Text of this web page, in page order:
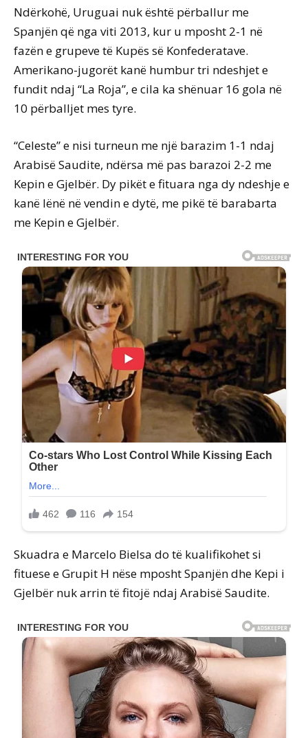
Ndërkohë, Uruguai nuk është përballur me
Spanjën që nga viti 2013, kur u mposht 2-1 në
fazën e grupeve të Kupës së Konfederatave.
Amerikano-jugorët kanë humbur tri ndeshjet e
fundit ndaj “La Roja”, e cila ka shënuar 16 gola në
10 përballjet mes tyre.
“Celeste” e nisi turneun me një barazim 1-1 ndaj
Arabisë Saudite, ndërsa më pas barazoi 2-2 me
Kepin e Gjelbër. Dy pikët e fituara nga dy ndeshje e
kanë lënë në vendin e dytë, me pikë të barabarta
me Kepin e Gjelbër.
Skuadra e Marcelo Bielsa do të kualifikohet si
fituese e Grupit H nëse mposht Spanjën dhe Kepi i
Gjelbër nuk arrin të fitojë ndaj Arabisë Saudite.